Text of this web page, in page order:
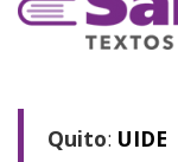
Quito: UIDE